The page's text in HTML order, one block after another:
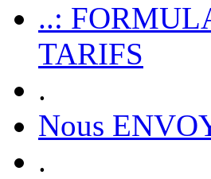
..:
TARIFS
.
Nous
.